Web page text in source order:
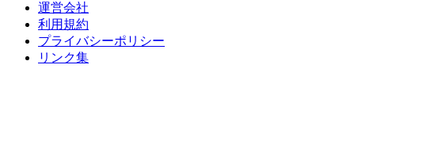
運営会社
利用規約
プライバシーポリシー
リンク集